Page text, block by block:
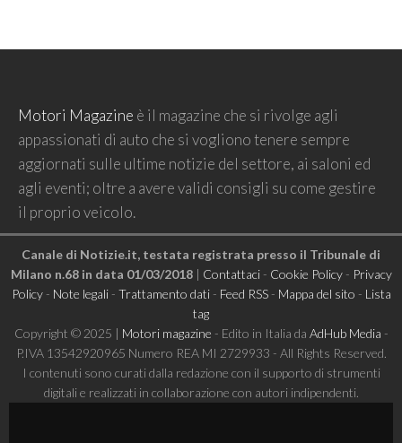
Motori Magazine è il magazine che si rivolge agli
appassionati di auto che si vogliono tenere sempre
aggiornati sulle ultime notizie del settore, ai saloni ed
agli eventi; oltre a avere validi consigli su come gestire
il proprio veicolo.
Canale di Notizie.it, testata registrata presso il Tribunale di
Milano n.68 in data 01/03/2018| Contattaci- Cookie Policy- Privacy
Policy- Note legali- Trattamento dati- Feed RSS- Mappa del sito - Lista
tag
Copyright © 2025 | Motori magazine - Edito in Italia da AdHub Media -
P.IVA 13542920965 Numero REA MI 2729933 - All Rights Reserved.
I contenuti sono curati dalla redazione con il supporto di strumenti
digitali e realizzati in collaborazione con autori indipendenti.